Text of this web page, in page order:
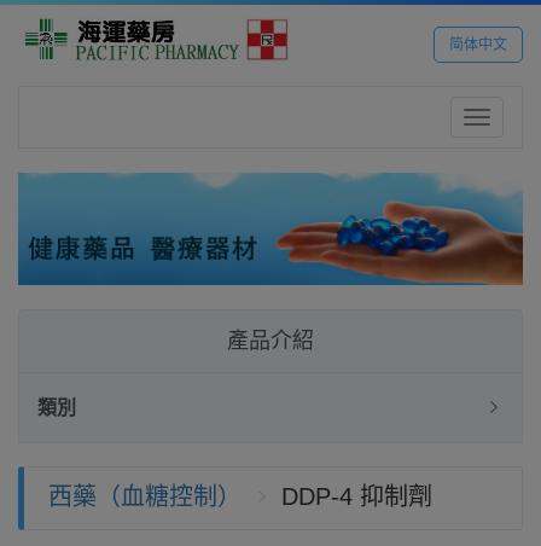
简体中文
Toggle
產品介紹
類別
西藥（血糖控制） DDP-4 抑制劑